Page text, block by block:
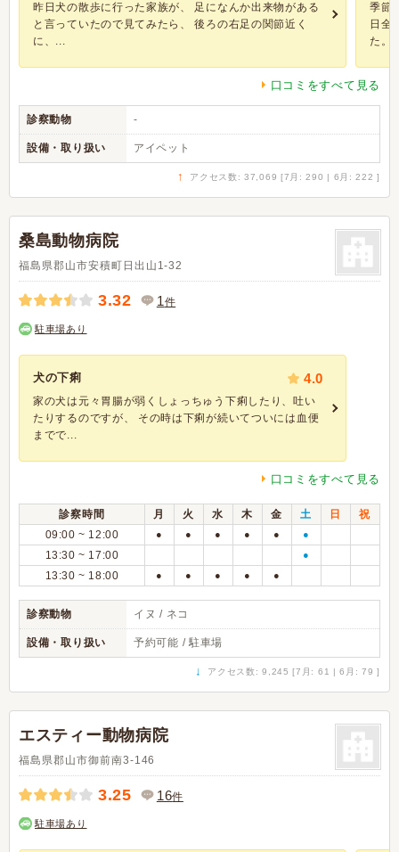
昨日犬の散歩に行った家族が、 足になんか出来物がある
と言っていたので見てみたら、 後ろの右足の関節近く
に、...
季節
日全
た。
口コミをすべて見る
診察動物 -
設備・取り扱い アイペット
↑ アクセス数: 37,069 [7月: 290 | 6月: 222 ]
桑島動物病院
福島県郡山市安積町日出山1-32
3.32 1件
駐車場あり
犬の下痢 4.0
家の犬は元々胃腸が弱くしょっちゅう下痢したり、吐い
たりするのですが、 その時は下痢が続いてついには血便
までで...
口コミをすべて見る
診察時間 月 火 水 木 金 土 日
祝
09:00 ~ 12:00
● ● ● ● ● ●
13:30 ~ 17:00 ●
13:30 ~ 18:00 ● ● ● ● ●
診察動物 イヌ / ネコ
設備・取り扱い 予約可能 / 駐車場
↓ アクセス数: 9,245 [7月: 61 | 6月: 79 ]
エスティー動物病院
福島県郡山市御前南3-146
3.25 16件
駐車場あり